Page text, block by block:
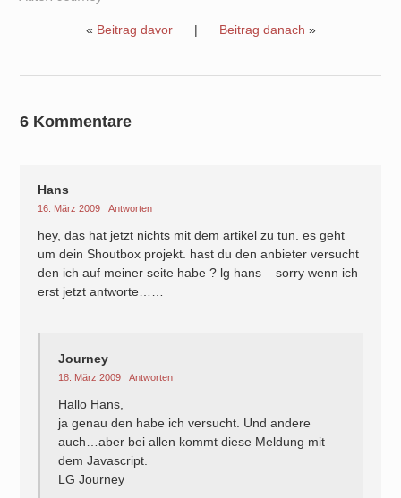
« Beitrag davor| Beitrag danach »
6 Kommentare
Hans
16. März 2009 Antworten
hey, das hat jetzt nichts mit dem artikel zu tun. es geht
um dein Shoutbox projekt. hast du den anbieter versucht
den ich auf meiner seite habe ? lg hans – sorry wenn ich
erst jetzt antworte……
Journey
18. März 2009 Antworten
Hallo Hans,
ja genau den habe ich versucht. Und andere
auch…aber bei allen kommt diese Meldung mit
dem Javascript.
LG Journey